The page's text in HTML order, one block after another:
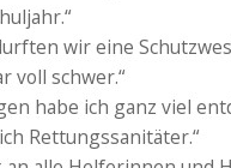
wir eine
voll schwer.“
habe ich ganz viel
Rettungssanitäter.“